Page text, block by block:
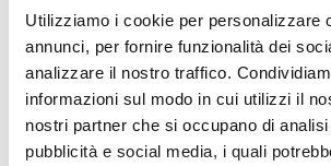
Utilizziamo i cookie per personalizzare
annunci, per fornire funzionalità dei
analizzare il nostro traffico.
informazioni sul modo in cui utilizzi il
nostri partner che si occupano di
pubblicità e social media, i quali
+39.0331.958.095